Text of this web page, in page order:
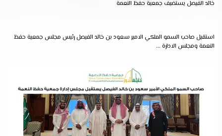
خالد الفيصل يستضيف جمعية حفظ النعمة
استقبل صاحب السمو الملكي الامير سعود بن خالد الفيصل رئيس مجلس جمعية حفظ
النعمة ومجلس الادارة ...